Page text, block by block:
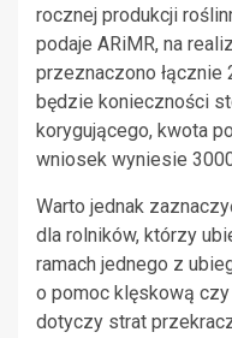
rocznej produkcji
podaje ARiMR, na
przeznaczono łącznie
będzie konieczności
korygującego, kwota
wniosek wyniesie
Warto jednak
dla rolników, którzy
ramach jednego z
o pomoc klęskową
dotyczy strat